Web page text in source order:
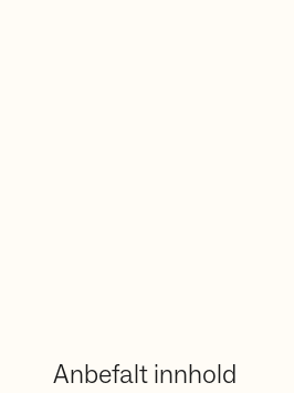
Anbefalt innhold